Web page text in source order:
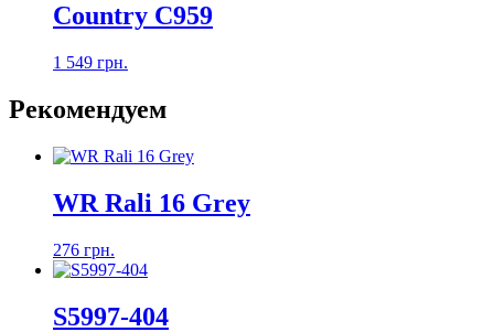
Country C959
1 549 грн.
Рекомендуем
WR Rali 16 Grey
276 грн.
S5997-404